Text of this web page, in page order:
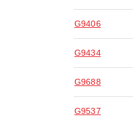
G9406
G9434
G9688
G9537